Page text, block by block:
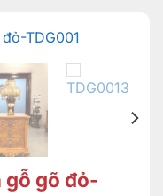
gỗ gõ đỏ-